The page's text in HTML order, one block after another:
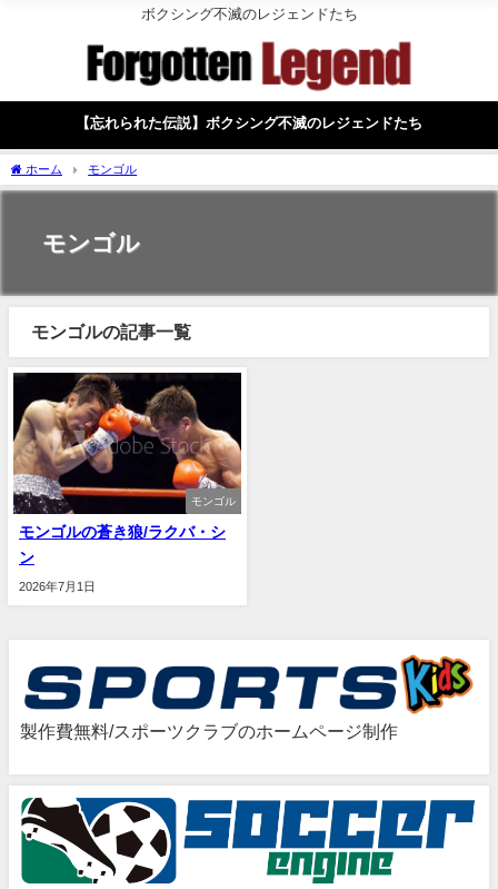
ボクシング不滅のレジェンドたち
【忘れられた伝説】ボクシング不滅のレジェンドたち
ホーム モンゴル
モンゴル
モンゴルの記事一覧
モンゴル
モンゴルの蒼き狼/ラクバ・シ
ン
2026年7月1日
製作費無料/スポーツクラブのホームページ制作